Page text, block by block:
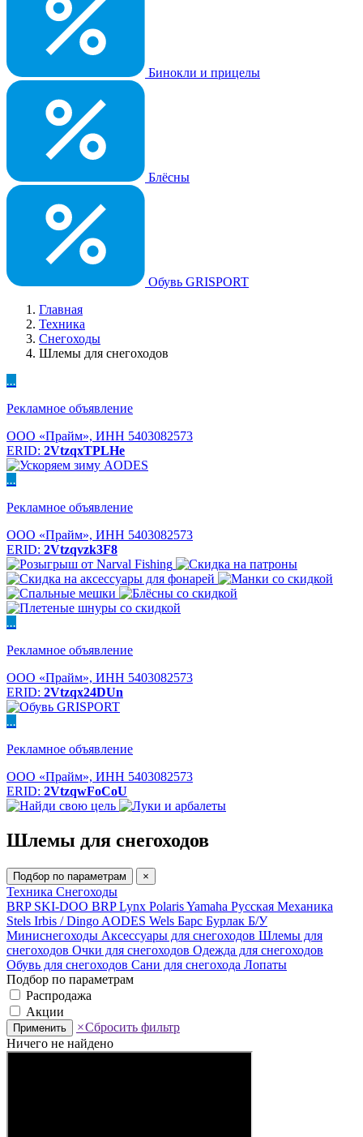
Бинокли и прицелы
Блёсны
Обувь GRISPORT
Главная
Техника
Снегоходы
Шлемы для снегоходов
...
Рекламное объявление
ООО «Прайм», ИНН 5403082573
ERID: 2VtzqxTPLHe
...
Рекламное объявление
ООО «Прайм», ИНН 5403082573
ERID: 2Vtzqvzk3F8
...
Рекламное объявление
ООО «Прайм», ИНН 5403082573
ERID: 2Vtzqx24DUn
...
Рекламное объявление
ООО «Прайм», ИНН 5403082573
ERID: 2VtzqwFoCoU
Шлемы для снегоходов
Подбор по параметрам ×
Техника Снегоходы
BRP SKI-DOO BRP Lynx PolarisYamaha Русская Механика
Stels Irbis / Dingo AODES Wels Барс Бурлак Б/У
Миниснегоходы Аксессуары для снегоходов Шлемы для
снегоходов Очки для снегоходов Одежда для снегоходов
Обувь для снегоходов Сани для снегохода Лопаты
Подбор по параметрам
Распродажа
Акции
Применить ×Сбросить фильтр
Ничего не найдено